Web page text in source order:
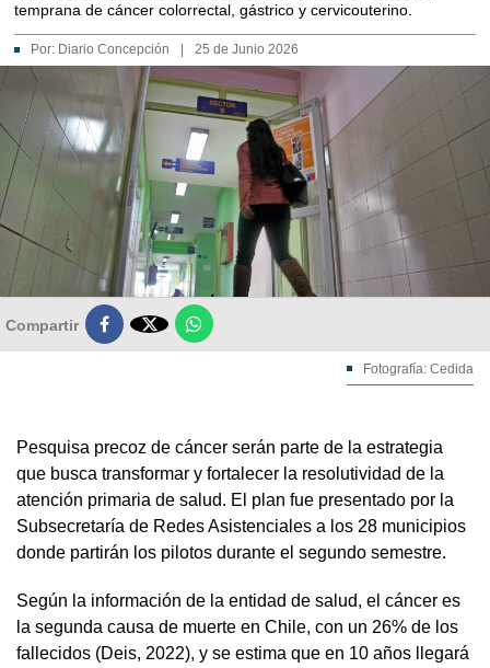
temprana de cáncer colorrectal, gástrico y cervicouterino.
Por: Diario Concepción 25 de Junio 2026
Compartir 
Fotografía: Cedida
Pesquisa precoz de cáncer serán parte de la estrategia
que busca transformar y fortalecer la resolutividad de la
atención primaria de salud. El plan fue presentado por la
Subsecretaría de Redes Asistenciales a los 28 municipios
donde partirán los pilotos durante el segundo semestre.
Según la información de la entidad de salud, el cáncer es
la segunda causa de muerte en Chile, con un 26% de los
fallecidos (Deis, 2022), y se estima que en 10 años llegará